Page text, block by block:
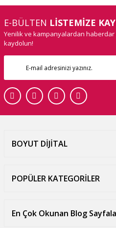
E-BÜLTEN LİSTEMİZE
Yenilik ve kampanyalardan
kaydolun!
BOYUT DİJİTAL
POPÜLER KATEGORİLER
En Çok Okunan Blog